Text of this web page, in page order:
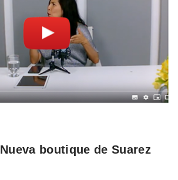
Nueva boutique de Suarez